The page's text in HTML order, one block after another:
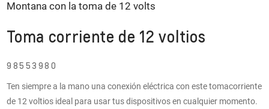
Toma corriente de 12 voltios
98553980
Ten siempre a la mano una conexión eléctrica con este tomacorriente
de 12 voltios ideal para usar tus dispositivos en cualquier momento.